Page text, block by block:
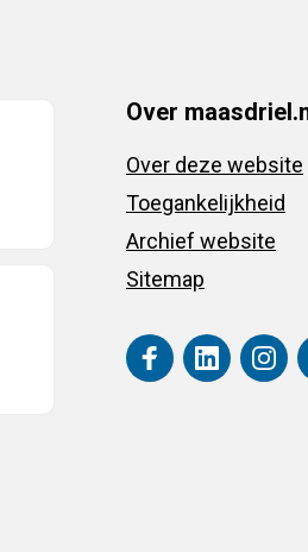
Over
Over deze website
Toegankelijkheid
Archief website
Sitemap